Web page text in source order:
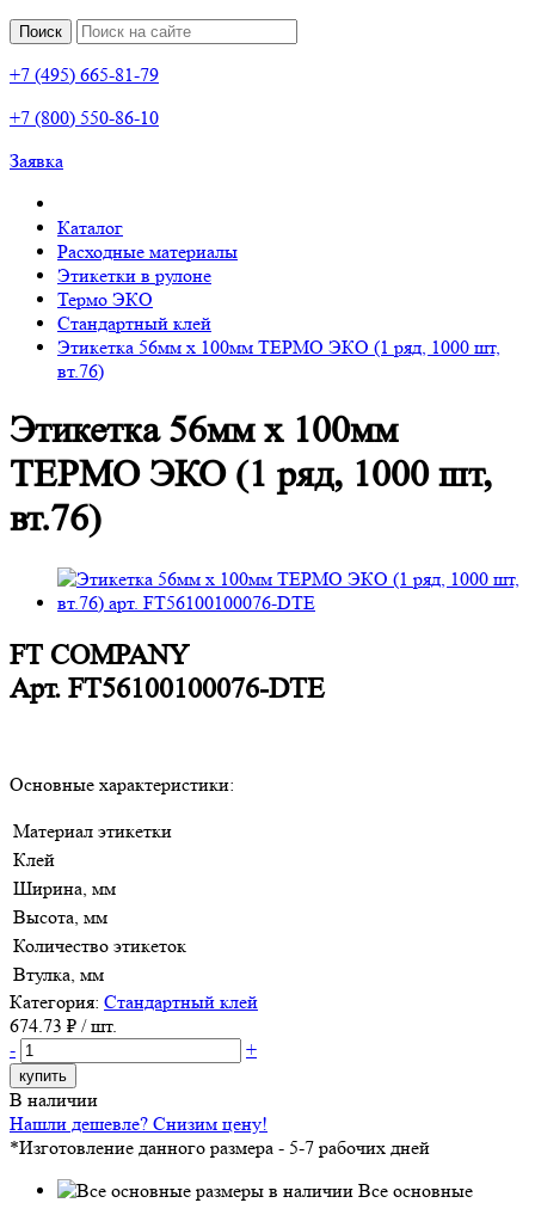
Поиск
+7 (495) 665-81-79
+7 (800) 550-86-10
Заявка
Каталог
Расходные материалы
Этикетки в рулоне
Термо ЭКО
Стандартный клей
Этикетка 56мм х 100мм ТЕРМО ЭКО (1 ряд, 1000 шт,
вт.76)
Этикетка 56мм х 100мм
ТЕРМО ЭКО (1 ряд, 1000 шт,
вт.76)
FT COMPANY
Арт. FT56100100076-DTE
Основные характеристики:
Материал этикетки
Клей
Ширина, мм
Высота, мм
Количество этикеток
Втулка, мм
Категория: Стандартный клей
674.73 ₽ / шт.
-
+
купить
В наличии
Нашли дешевле? Снизим цену!
*Изготовление данного размера - 5-7 рабочих дней
Все основные